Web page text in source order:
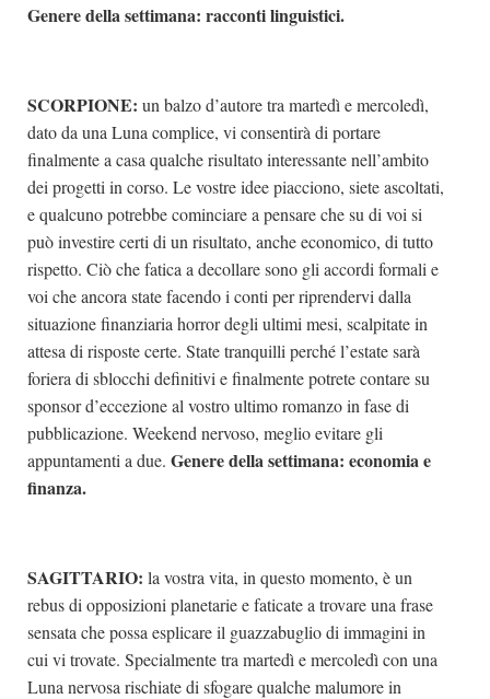
Genere della settimana: racconti linguistici.
SCORPIONE: un balzo d’autore tra martedì e mercoledì,
dato da una Luna complice, vi consentirà di portare
finalmente a casa qualche risultato interessante nell’ambito
dei progetti in corso. Le vostre idee piacciono, siete ascoltati,
e qualcuno potrebbe cominciare a pensare che su di voi si
può investire certi di un risultato, anche economico, di tutto
rispetto. Ciò che fatica a decollare sono gli accordi formali e
voi che ancora state facendo i conti per riprendervi dalla
situazione finanziaria horror degli ultimi mesi, scalpitate in
attesa di risposte certe. State tranquilli perché l’estate sarà
foriera di sblocchi definitivi e finalmente potrete contare su
sponsor d’eccezione al vostro ultimo romanzo in fase di
pubblicazione. Weekend nervoso, meglio evitare gli
appuntamenti a due. Genere della settimana: economia e
finanza.
SAGITTARIO: la vostra vita, in questo momento, è un
rebus di opposizioni planetarie e faticate a trovare una frase
sensata che possa esplicare il guazzabuglio di immagini in
cui vi trovate. Specialmente tra martedì e mercoledì con una
Luna nervosa rischiate di sfogare qualche malumore in